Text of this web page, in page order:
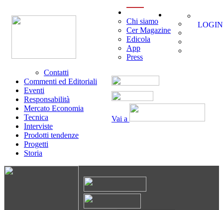
Vai a
Chi siamo
Cer Magazine
Edicola
App
Press
Contatti
Commenti ed Editoriali
Eventi
Responsabilità
Mercato Economia
Tecnica
Interviste
Prodotti tendenze
Progetti
Storia
LOGIN